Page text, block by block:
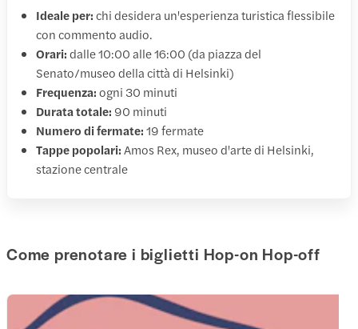
Ideale per:chi desidera un'esperienza turistica flessibile
con commento audio.
Orari:dalle 10:00 alle 16:00 (da piazza del
Senato/museo della città di Helsinki)
Frequenza:ogni 30 minuti
Durata totale: 90 minuti
Numero di fermate:19 fermate
Tappe popolari:Amos Rex, museo d'arte di Helsinki,
stazione centrale
Come prenotare i biglietti Hop-on Hop-off